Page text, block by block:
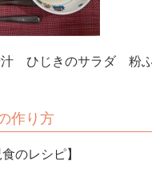
ひじきのサラダ 粉ふ
作り方
のレシピ】